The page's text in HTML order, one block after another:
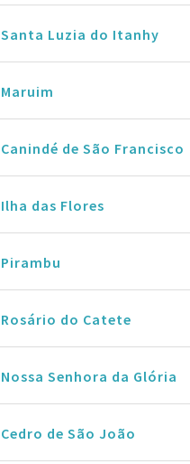
Santa Luzia do Itanhy
Maruim
Canindé de São Francisco
Ilha das Flores
Pirambu
Rosário do Catete
Nossa Senhora da Glória
Cedro de São João